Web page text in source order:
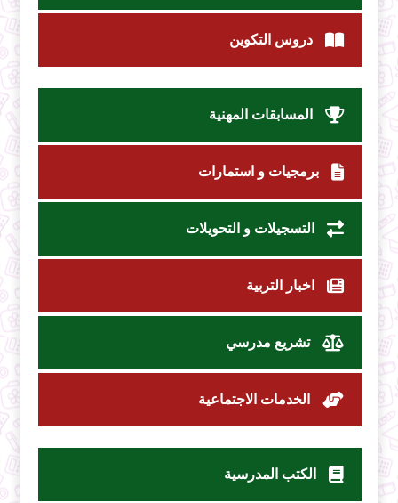
دروس التكوين
المسابقات المهنية
برمجيات و استمارات
التسجيلات و التحويلات
اخبار التربية
تشريع مدرسي
الخدمات الاجتماعية
الكتب المدرسية